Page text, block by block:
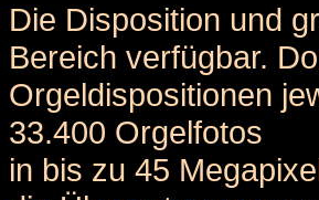
Die Disposition und
Bereich verfügbar.
Orgeldispositionen
33.400 Orgelfotos
in bis zu 45